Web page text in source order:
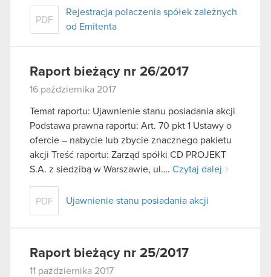
PDF
Rejestracja polaczenia spółek zależnych
od Emitenta
Raport bieżący nr 26/2017
16 października 2017
Temat raportu: Ujawnienie stanu posiadania akcji
Podstawa prawna raportu: Art. 70 pkt 1 Ustawy o
ofercie – nabycie lub zbycie znacznego pakietu
akcji Treść raportu: Zarząd spółki CD PROJEKT
S.A. z siedzibą w Warszawie, ul…. Czytaj dalej
PDF Ujawnienie stanu posiadania akcji
Raport bieżący nr 25/2017
11 października 2017